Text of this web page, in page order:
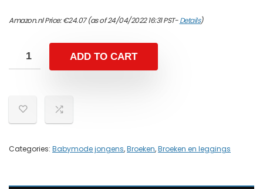
Amazon.nl Price:€24.07(as of 24/04/2022 16:31 PST-Details)
ADD TO CART
Categories: Babymode jongens,Broeken,Broeken en leggings